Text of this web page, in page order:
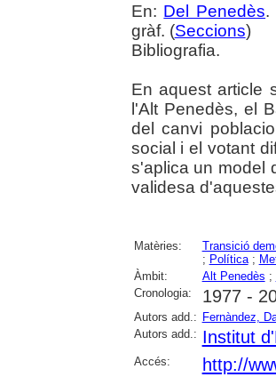
En: Del Penedès.
gràf. (Seccions)
Bibliografia.
En aquest article
l'Alt Penedès, el
del canvi
social i el votant
s'aplica un model
validesa
Matèries: Transició
; Política;
Àmbit:
Alt Penedès ;
Cronologia:
1977 -
Autors add.: Fernàndez,
Autors add.: Institut
Accés: http://